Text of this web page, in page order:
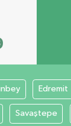
Edremit
Savaştepe